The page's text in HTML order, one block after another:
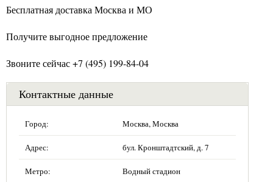
Бесплатная доставка Москва и МО
Получите выгодное предложение
Звоните сейчас +7 (495) 199-84-04
Контактные данные
Город: Москва, Москва
Адрес: бул. Кронштадтский, д. 7
Метро: Водный стадион